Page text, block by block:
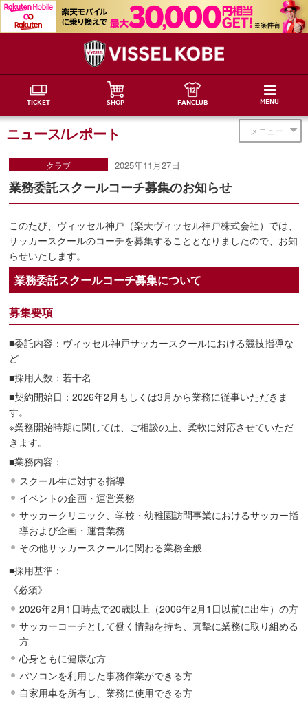
TICKET SHOP FANCLUB MENU
メニュー
ニュース/レポート
クラブ 2025年11月27日
業務委託スクールコーチ募集のお知らせ
このたび、ヴィッセル神戸（楽天ヴィッセル神戸株式会社）では、
サッカースクールのコーチを募集することとなりましたので、お知
らせいたします。
業務委託スクールコーチ募集について
募集要項
■委託内容：ヴィッセル神戸サッカースクールにおける競技指導な
ど
■採用人数：若干名
■契約開始日：2026年2月もしくは3月から業務に従事いただきま
す。
※業務開始時期に関しては、ご相談の上、柔軟に対応させていただ
きます。
■業務内容：
スクール生に対する指導
イベントの企画・運営業務
サッカークリニック、学校・幼稚園訪問事業におけるサッカー指
導および企画・運営業務
その他サッカースクールに関わる業務全般
■採用基準：
《必須》
2026年2月1日時点で20歳以上（2006年2月1日以前に出生）の方
サッカーコーチとして働く情熱を持ち、真摯に業務に取り組める
方
心身ともに健康な方
パソコンを利用した事務作業ができる方
自家用車を所有し、業務に使用できる方